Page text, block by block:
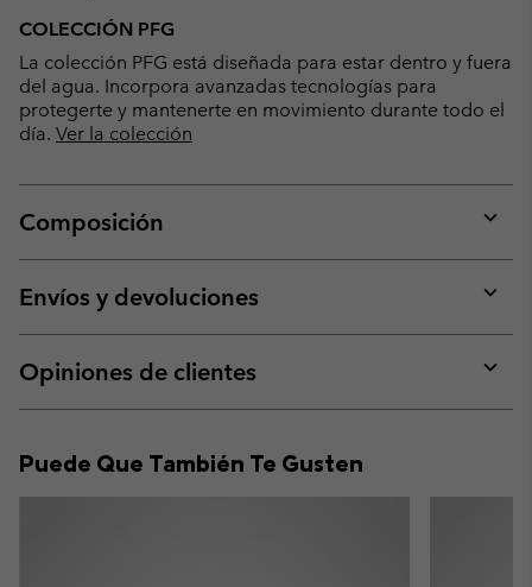
COLECCIÓN PFG
La colección PFG está diseñada para estar dentro y fuera
del agua. Incorpora avanzadas tecnologías para
protegerte y mantenerte en movimiento durante todo el
día. Ver la colección
Composición
or
Envíos y devoluciones
or
Opiniones de clientes
or
Puede Que También Te Gusten